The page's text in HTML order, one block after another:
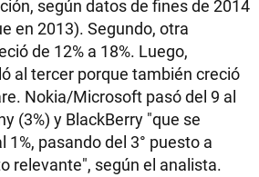
según datos de fines de 2014
en 2013). Segundo, otra
de 12% a 18%. Luego,
al tercer porque también creció
Nokia/Microsoft pasó del 9 al
(3%) y BlackBerry "que se
1%, pasando del 3° puesto a
relevante", según el analista.